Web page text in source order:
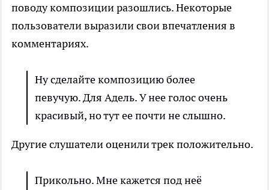
поводу композиции разошлись. Некоторые
пользователи выразили свои впечатления в
комментариях.
Ну сделайте композицию более
певучую. Для Адель. У нее голос очень
красивый, но тут ее почти не слышно.
Другие слушатели оценили трек положительно.
Прикольно. Мне кажется под неё